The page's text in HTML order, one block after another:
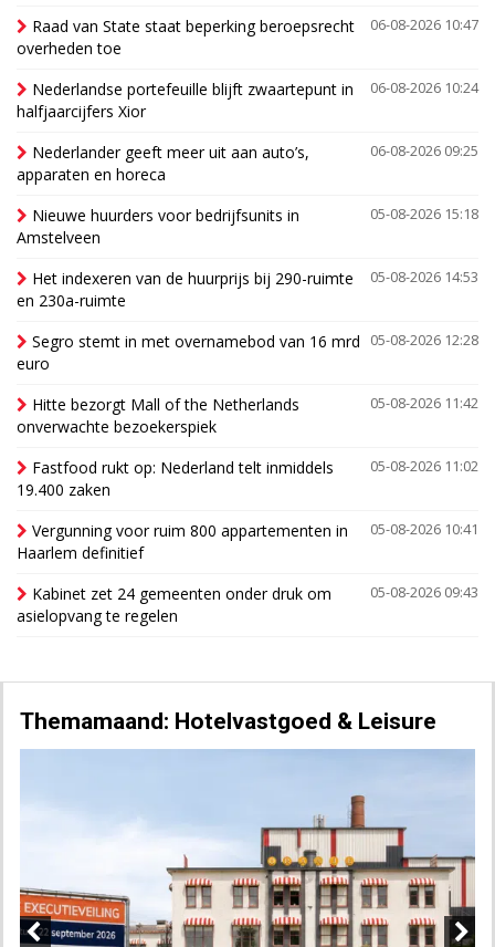
06-08-2026 10:47
Raad van State staat beperking beroepsrecht
overheden toe
06-08-2026 10:24
Nederlandse portefeuille blijft zwaartepunt in
halfjaarcijfers Xior
06-08-2026 09:25
Nederlander geeft meer uit aan auto’s,
apparaten en horeca
05-08-2026 15:18
Nieuwe huurders voor bedrijfsunits in
Amstelveen
05-08-2026 14:53
Het indexeren van de huurprijs bij 290-ruimte
en 230a-ruimte
05-08-2026 12:28
Segro stemt in met overnamebod van 16 mrd
euro
05-08-2026 11:42
Hitte bezorgt Mall of the Netherlands
onverwachte bezoekerspiek
05-08-2026 11:02
Fastfood rukt op: Nederland telt inmiddels
19.400 zaken
05-08-2026 10:41
Vergunning voor ruim 800 appartementen in
Haarlem definitief
05-08-2026 09:43
Kabinet zet 24 gemeenten onder druk om
asielopvang te regelen
Themamaand: Hotelvastgoed & Leisure